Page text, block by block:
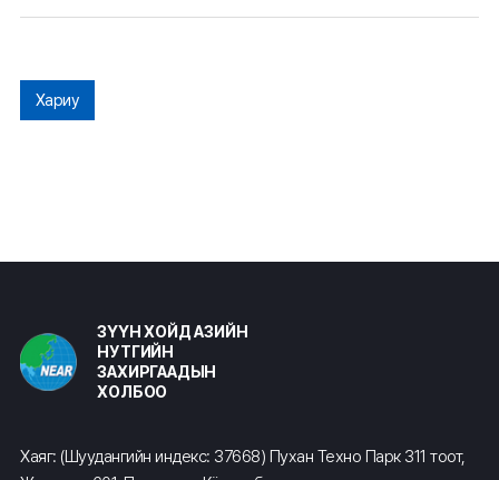
Хариу
ЗҮҮН ХОЙД АЗИЙН
НУТГИЙН
ЗАХИРГААДЫН
ХОЛБОО
Хаяг: (Шуудангийн индекс: 37668) Пухан Техно Парк 311 тоот,